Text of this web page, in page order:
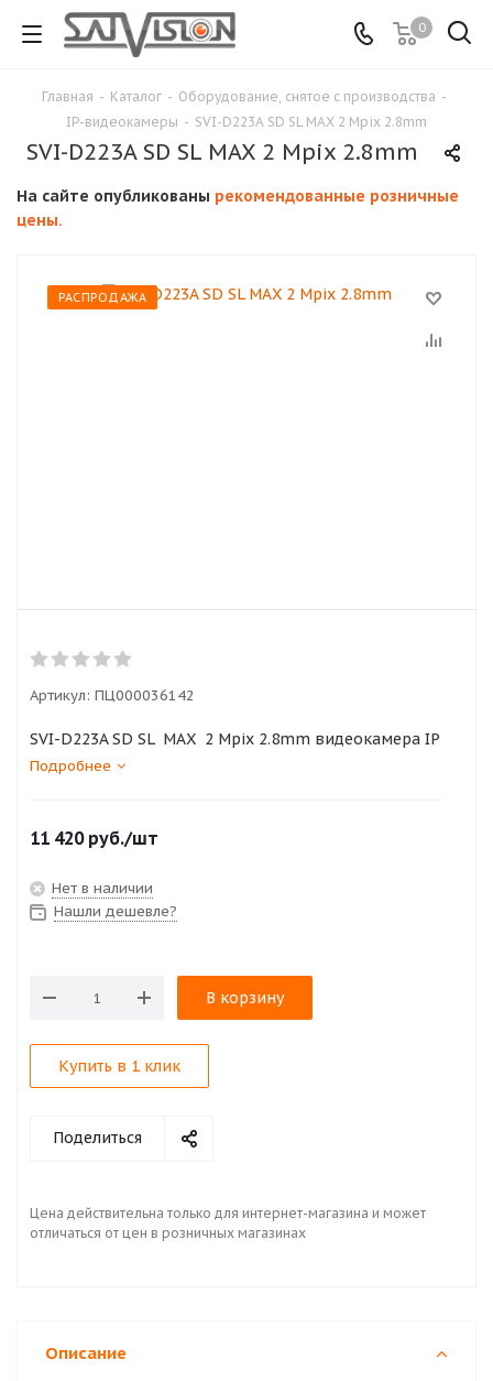
0
Главная - Каталог - Оборудование, снятое с производства -
IP-видеокамеры - SVI-D223A SD SL MAX 2 Мрix 2.8mm
SVI-D223A SD SL MAX 2 Мрix 2.8mm
На сайте опубликованы рекомендованные розничные
цены.
РАСПРОДАЖА
Артикул: ПЦ000036142
SVI-D223A SD SL MAX 2 Мрix 2.8mm видеокамера IP
Подробнее
11 420руб./шт
Нет в наличии
Нашли дешевле?
В корзину
Купить в 1 клик
Поделиться
Цена действительна только для интернет-магазина и может
отличаться от цен в розничных магазинах
Описание